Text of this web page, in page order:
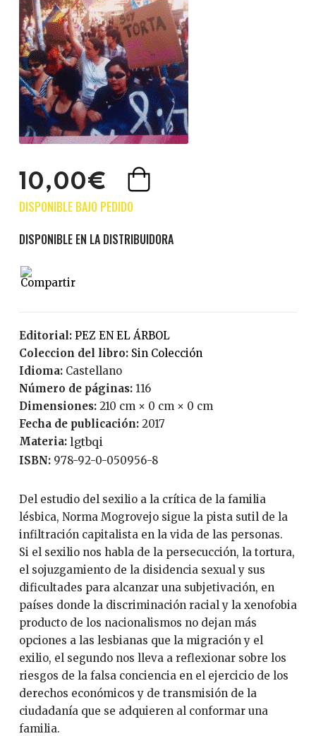
10,00€
Editorial:
PEZ EN EL ÁRBOL
Coleccion del libro:
Sin Colección
Idioma:
Castellano
Número de páginas: 116
Dimensiones: 210 cm × 0 cm × 0 cm
Fecha de publicación:
2017
Materia: lgtbqi
ISBN: 978-92-0-050956-8
Del estudio del sexilio a la crítica de la familia
lésbica, Norma Mogrovejo sigue la pista sutil de la
infiltración capitalista en la vida de las personas.
Si el sexilio nos habla de la persecucción, la tortura,
el sojuzgamiento de la disidencia sexual y sus
dificultades para alcanzar una subjetivación, en
países donde la discriminación racial y la xenofobia
producto de los nacionalismos no dejan más
opciones a las lesbianas que la migración y el
exilio, el segundo nos lleva a reflexionar sobre los
riesgos de la falsa conciencia en el ejercicio de los
derechos económicos y de transmisión de la
ciudadanía que se adquieren al conformar una
familia.